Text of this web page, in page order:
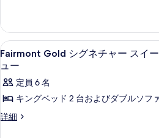
て
の
写
真
を
表
示
ィ
ビ
ュ
ー
の
す
べ
ビ
ュ
ー
の
細
ー
ス
イ
ー
ト
キ
ン
ネ
チ
ャ
ー
ス
イ
ー
キ
Fairmont
Gold
シ
グ
ネ
チ
セ
11
Fairmont Gold シグネチャー スイ
ュー
定員 6 名
キングベッド 2 台およびダブルソフ
詳細
Fairmont